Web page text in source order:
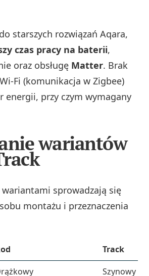
starszych rozwiązań Aqara,
czas pracy na baterii,
oraz obsługę Matter. Brak
(komunikacja w Zigbee)
energii, przy czym wymagany
wariantów
wariantami sprowadzają się
montażu i przeznaczenia
Track
Szynowy